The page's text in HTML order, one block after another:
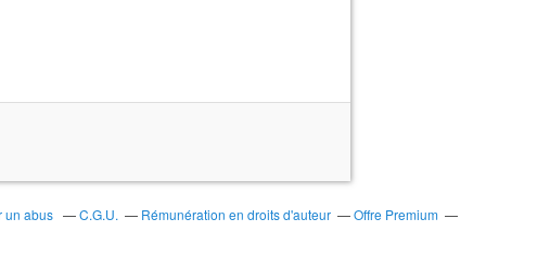
un abus C.G.U. Rémunération en droits d'auteur
Offre Premium